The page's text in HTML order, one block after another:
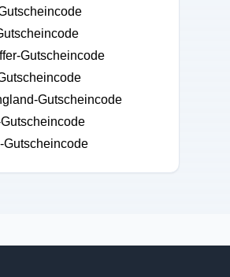
Gutscheincode
Gutscheincode
Gutscheincode